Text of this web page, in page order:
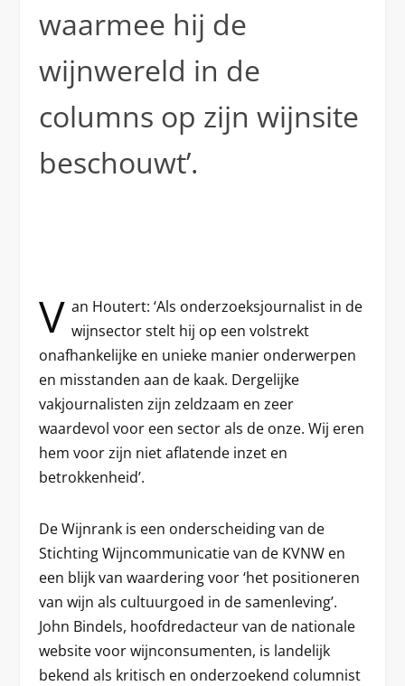
waarmee hij de
wijnwereld in de
columns op zijn wijnsite
beschouwt’.
V an Houtert: ‘Als onderzoeksjournalist in de
wijnsector stelt hij op een volstrekt
onafhankelijke en unieke manier onderwerpen
en misstanden aan de kaak. Dergelijke
vakjournalisten zijn zeldzaam en zeer
waardevol voor een sector als de onze. Wij eren
hem voor zijn niet aflatende inzet en
betrokkenheid’.
De Wijnrank is een onderscheiding van de
Stichting Wijncommunicatie van de KVNW en
een blijk van waardering voor ‘het positioneren
van wijn als cultuurgoed in de samenleving’.
John Bindels, hoofdredacteur van de nationale
website voor wijnconsumenten, is landelijk
bekend als kritisch en onderzoekend columnist